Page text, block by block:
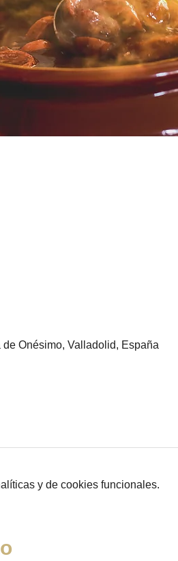
Onésimo, Valladolid, España
y de cookies funcionales.